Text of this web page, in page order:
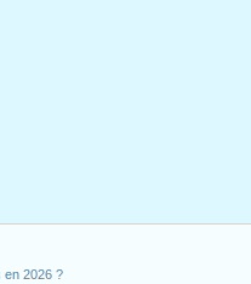
en 2026 ?